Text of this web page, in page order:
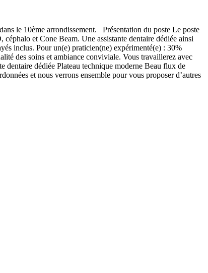
le 10ème arrondissement. Présentation du poste Le poste
et Cone Beam. Une assistante dentaire dédiée ainsi
inclus. Pour un(e) praticien(ne) expérimenté(e) : 30%
des soins et ambiance conviviale. Vous travaillerez avec
dentaire dédiée Plateau technique moderne Beau flux de
et nous verrons ensemble pour vous proposer d’autres